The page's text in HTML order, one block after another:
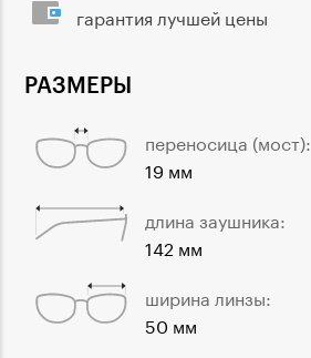
РАЗМЕРЫ
переносица (мост):
19 мм
длина заушника:
142 мм
ширина линзы:
50 мм
гарантия лучшей цены